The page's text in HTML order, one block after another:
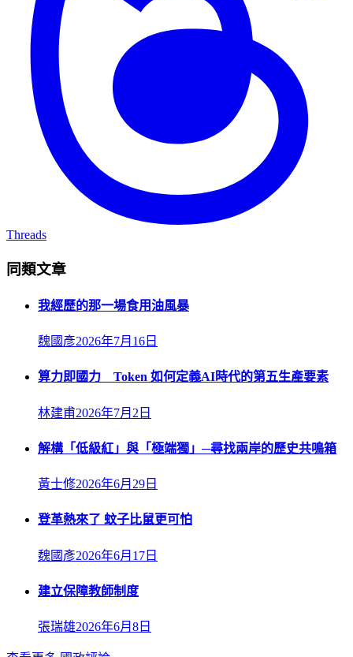
Threads
同類文章
我經歷的那一場食用油風暴
魏國彥2026年7月16日
算力即國力 Token 如何定義AI時代的第五生產要素
林建甫2026年7月2日
解構「低級紅」與「極端獨」─尋找兩岸的歷史共鳴箱
黃士修2026年6月29日
登革熱來了 蚊子比鼠更可怕
魏國彥2026年6月17日
建立保障教師制度
張瑞雄2026年6月8日